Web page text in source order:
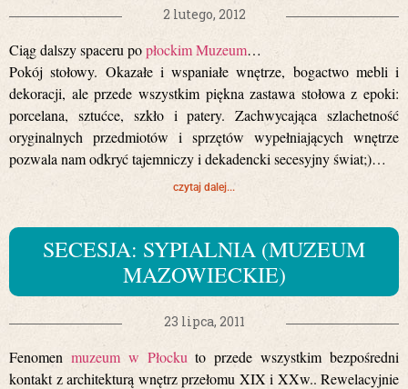
2 lutego, 2012
Ciąg dalszy spaceru popłockim Muzeum…
Pokój stołowy. Okazałe i wspaniałe wnętrze, bogactwo mebli i
dekoracji, ale przede wszystkim piękna zastawa stołowa z epoki:
porcelana, sztućce, szkło i patery. Zachwycająca szlachetność
oryginalnych przedmiotów i sprzętów wypełniających wnętrze
pozwala nam odkryć tajemniczy i dekadencki secesyjny świat;)…
czytaj dalej...
SECESJA: SYPIALNIA (MUZEUM
MAZOWIECKIE)
23 lipca, 2011
Fenomen muzeum w Płocku to przede wszystkim bezpośredni
kontakt z architekturą wnętrz przełomu XIX i XXw.. Rewelacyjnie